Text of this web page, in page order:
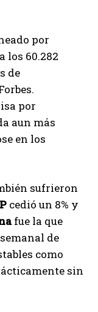
por
los 60.282
de
por
aun más
en los
sufrieron
cedió un 8% y
fue la que
de
como
sin